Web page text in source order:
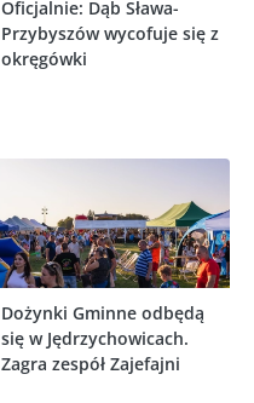
Oficjalnie: Dąb Sława-
Przybyszów wycofuje się z
okręgówki
Dożynki Gminne odbędą
się w Jędrzychowicach.
Zagra zespół Zajefajni